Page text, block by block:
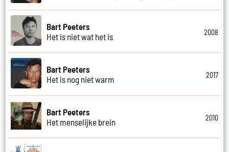
Bart Peeters
Het is niet wat het is
2008
Bart Peeters
Het is nog niet warm
2017
Bart Peeters
Het menselijke brein
2010